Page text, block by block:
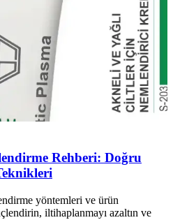
Rehberi: Doğru
yöntemleri ve ürün
iltihaplanmayı azaltın ve